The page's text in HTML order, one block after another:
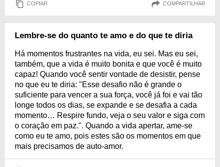
COPIAR COMPARTILHAR
Lembre-se do quanto te amo e do que te diria
Há momentos frustrantes na vida, eu sei. Mas eu sei,
também, que a vida é muito bonita e que você é muito
capaz! Quando você sentir vontade de desistir, pense
no que eu te diria: "Esse desafio não é grande o
suficiente para vencer a sua força, você já foi e vai tão
longe todos os dias, se expande e se desafia a cada
momento… Respire fundo, veja o seu valor e siga com
o coração em paz.". Quando a vida apertar, ame-se
como eu te amo, pois estes são os momentos em que
mais precisamos de auto-amor.